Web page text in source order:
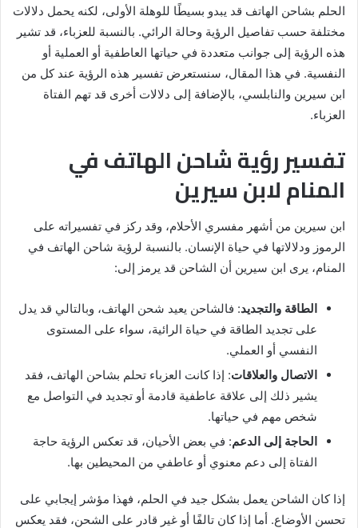
الحلم بشاحن الهاتف قد يبدو بسيطًا للوهلة الأولى، لكنه يحمل دلالات
مختلفة حسب تفاصيل الرؤية وحالة الرائي. بالنسبة للعزباء، قد تشير
هذه الرؤية إلى جوانب متعددة في حياتها العاطفية أو العملية أو
النفسية. في هذا المقال، سنستعرض تفسير هذه الرؤية عند كل من
ابن سيرين والنابلسي، بالإضافة إلى دلالات أخرى قد تهم الفتاة
العزباء.
تفسير رؤية شاحن الهاتف في
المنام لابن سيرين
ابن سيرين من أشهر مفسري الأحلام، وقد ركز في تفسيراته على
الرموز ودلالاتها في حياة الإنسان. بالنسبة لرؤية شاحن الهاتف في
المنام، يرى ابن سيرين أن الشاحن قد يرمز إلى:
الطاقة والتجديد: فالشاحن يعيد شحن الهاتف، وبالتالي قد يدل
على تجديد الطاقة في حياة الرائية، سواء على المستوى
النفسي أو العملي.
الاتصال والعلاقات: إذا كانت العزباء تحلم بشاحن الهاتف، فقد
يشير ذلك إلى علاقة عاطفية قادمة أو تجديد في التواصل مع
شخص مهم في حياتها.
الحاجة إلى الدعم: في بعض الأحيان، قد تعكس الرؤية حاجة
الفتاة إلى دعم معنوي أو عاطفي من المحيطين بها.
إذا كان الشاحن يعمل بشكل جيد في الحلم، فهذا مؤشر إيجابي على
تحسن الأوضاع. أما إذا كان تالفًا أو غير قادر على الشحن، فقد يعكس